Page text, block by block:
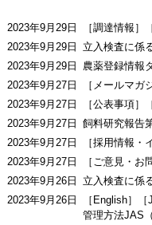
2023年9月29日 ［調達情報］
2023年9月29日 立入検査に係
2023年9月29日 農薬登録情報
2023年9月27日 ［メールマ
2023年9月27日 ［公表事項］
2023年9月27日 飼料研究報告
2023年9月27日 ［採用情報
2023年9月27日 ［ご意見・
2023年9月26日 立入検査に係
2023年9月26日
［English］
管理方法JAS